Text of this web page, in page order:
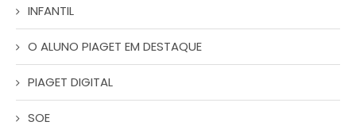
INFANTIL
O ALUNO PIAGET EM DESTAQUE
PIAGET DIGITAL
SOE